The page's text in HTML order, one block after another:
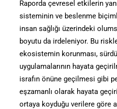
Raporda çevresel etkilerin
sisteminin ve beslenme
insan sağlığı üzerindeki
boyutu da irdeleniyor. Bu
ekosistemin korunması,
uygulamalarının hayata
israfın önüne geçilmesi gibi
eşzamanlı olarak hayata
ortaya koyduğu verilere göre